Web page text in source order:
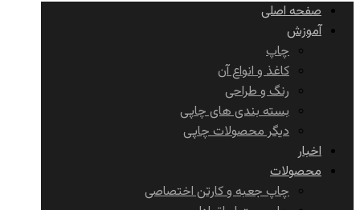
صفحه اصلی
آموزش
چاپ
کاغذ و انواع آن
رنگ و طراحی
بسته بندی های چاپی
دیگر محصولات چاپی
اخبار
محصولات
چاپ جعبه و کارتن اختصاصی